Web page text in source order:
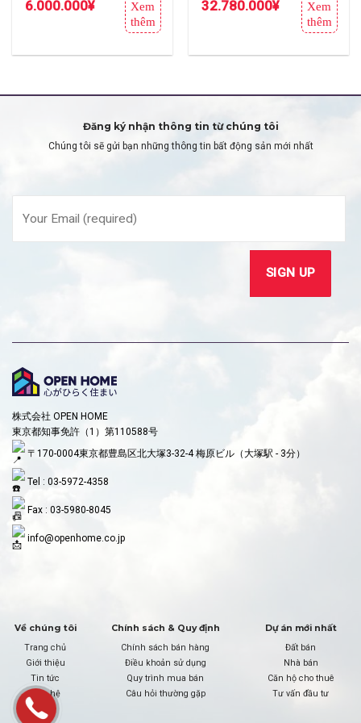
6.000.000¥
Xem
thêm
32.780.000¥
Xem
thêm
Đăng ký nhận thông tin từ chúng tôi
Chúng tôi sẽ gửi bạn những thông tin bất động sản mới nhất
株式会社 OPEN HOME
東京都知事免許（1）第110588号
〒170-0004東京都豊島区北大塚3-32-4 梅原ビル（大塚駅 - 3分）
Tel : 03-5972-4358
Fax : 03-5980-8045
info@openhome.co.jp
Về chúng tôi
Trang chủ
Giới thiệu
Tin tức
Liên hệ
Chính sách & Quy định
Chính sách bán hàng
Điều khoản sử dụng
Quy trình mua bán
Câu hỏi thường gặp
Dự án mới nhất
Đất bán
Nhà bán
Căn hộ cho thuê
Tư vấn đầu tư